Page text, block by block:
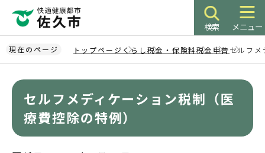
ペ
ー
ジ
検索 メニュー
現在のページ トップページ くらし税金・保険料税金 申告セルフ
セルフメディケーション税制（医
療費控除の特例）